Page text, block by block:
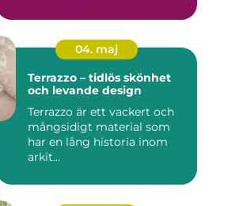
04. maj
Terrazzo – tidlös skönhet
och levande design
Terrazzo är ett vackert och
mångsidigt material som
har en lång historia inom
arkit...